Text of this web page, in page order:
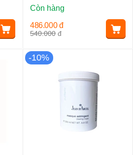
Còn hàng
540.000 đ
486.000 đ
-10%